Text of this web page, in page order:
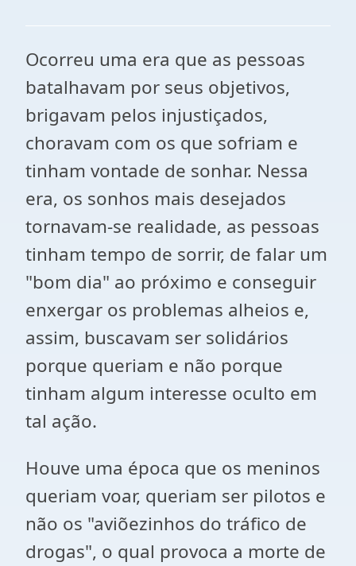
Ocorreu uma era que as pessoas
batalhavam por seus objetivos,
brigavam pelos injustiçados,
choravam com os que sofriam e
tinham vontade de sonhar. Nessa
era, os sonhos mais desejados
tornavam-se realidade, as pessoas
tinham tempo de sorrir, de falar um
"bom dia" ao próximo e conseguir
enxergar os problemas alheios e,
assim, buscavam ser solidários
porque queriam e não porque
tinham algum interesse oculto em
tal ação.
Houve uma época que os meninos
queriam voar, queriam ser pilotos e
não os "aviõezinhos do tráfico de
drogas", o qual provoca a morte de